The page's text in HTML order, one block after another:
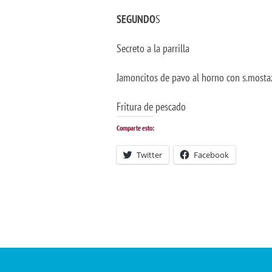
SEGUNDOS
Secreto a la parrilla
Jamoncitos de pavo al horno con
Fritura de pescado
Comparte esto:
Twitter Facebook